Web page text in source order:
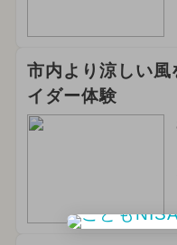
市内より涼しい風
イダー体験